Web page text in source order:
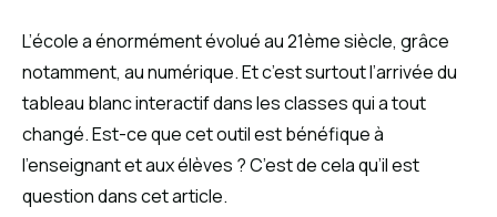
L’école a énormément évolué au 21ème siècle, grâce
notamment, au numérique. Et c’est surtout l’arrivée du
tableau blanc interactif dans les classes qui a tout
changé. Est-ce que cet outil est bénéfique à
l’enseignant et aux élèves ? C’est de cela qu’il est
question dans cet article.